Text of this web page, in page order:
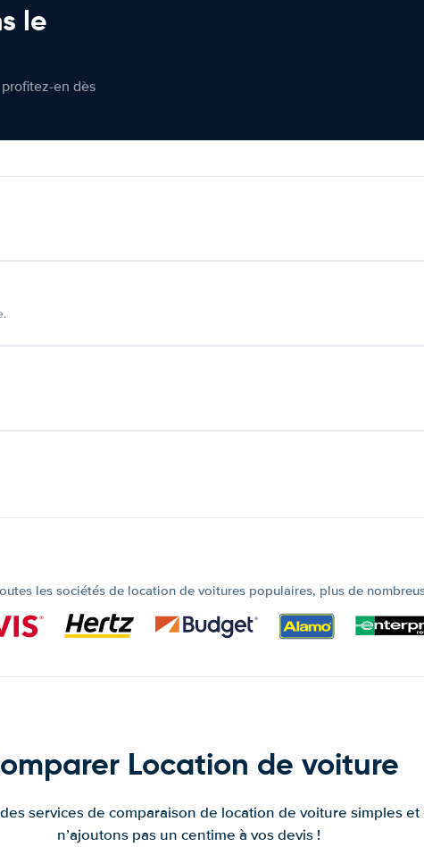
le
en dès
les sociétés de location de voitures populaires, plus de
Location de voiture
services de comparaison de location de voiture simples et
n’ajoutons pas un centime à vos devis !